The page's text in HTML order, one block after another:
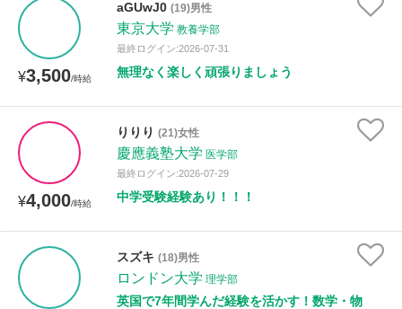
¥3,500/時給
aGUwJ0 (19)男性
東京大学 教養学部
最終ログイン:2026-07-31
無理なく楽しく頑張りましょう
¥4,000/時給
りりり (21)女性
慶應義塾大学 医学部
最終ログイン:2026-07-29
中学受験経験あり！！！
スズキ (18)男性
ロンドン大学 理学部
英国で7年間学んだ経験を活かす！数学・物